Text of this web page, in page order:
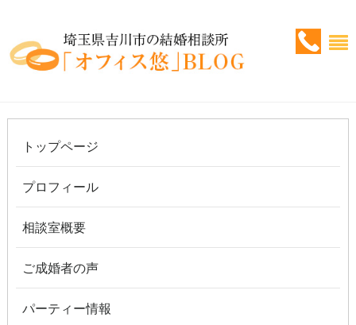
トップページ
プロフィール
相談室概要
ご成婚者の声
パーティー情報